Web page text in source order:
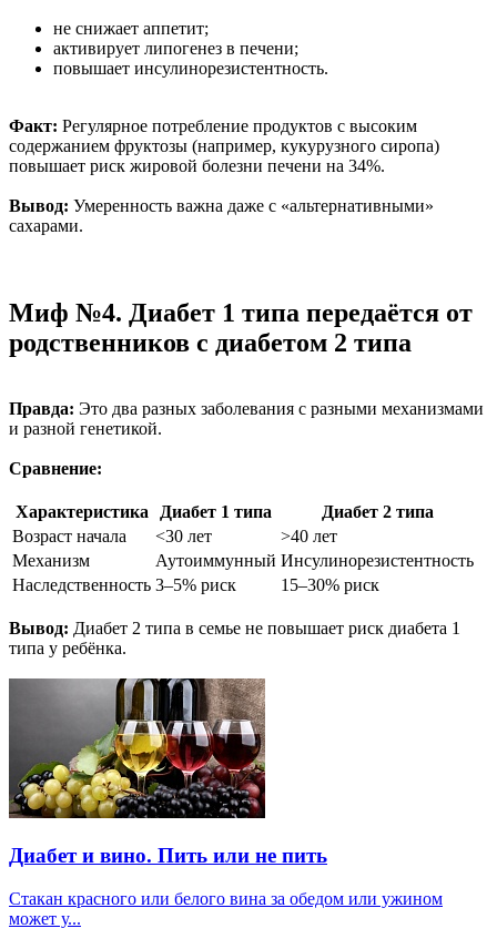
не снижает аппетит;
активирует липогенез в печени;
повышает инсулинорезистентность.
Факт: Регулярное потребление продуктов с высоким
содержанием фруктозы (например, кукурузного сиропа)
повышает риск жировой болезни печени на 34%.
Вывод: Умеренность важна даже с «альтернативными»
сахарами.
Миф №4. Диабет 1 типа передаётся от
родственников с диабетом 2 типа
Правда: Это два разных заболевания с разными механизмами
и разной генетикой.
Сравнение:
Характеристика Диабет 1 типа
Диабет 2 типа
Возраст начала
<30 лет
>40 лет
Механизм
Аутоиммунный Инсулинорезистентность
Наследственность 3–5% риск 15–30% риск
Вывод: Диабет 2 типа в семье не повышает риск диабета 1
типа у ребёнка.
Диабет и вино. Пить или не пить
Стакан красного или белого вина за обедом или ужином
может у...